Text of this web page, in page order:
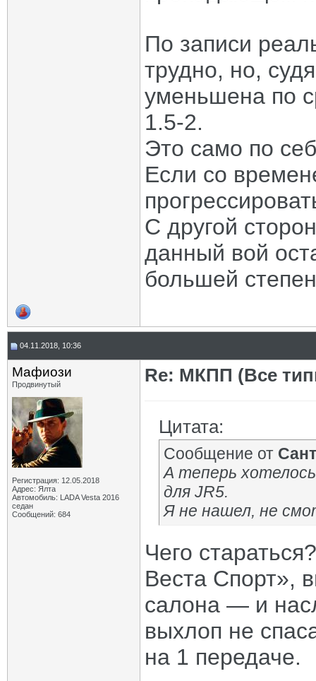
По записи
трудно, но,
уменьшена по
1.5-2.
Это само по
Если со
С другой
данный вой
большей
04.11.2018, 10:36
Мафиози
Продвинутый
Регистрация: 12.05.2018
Адрес: Ялта
Автомобиль: LADA Vesta 2016
седан
Сообщений: 684
Re: МКПП (Все
Цитата:
Сообщение от
А теперь
для JR5.
Я не нашел, не
Чего
Веста Спорт»,
салона — и
выхлоп не
на 1 передаче.